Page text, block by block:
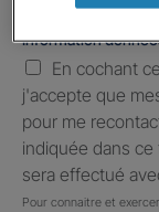
Information
En cochant
j'accepte que
pour me
indiquée dans
sera effectué
Pour connaitre et